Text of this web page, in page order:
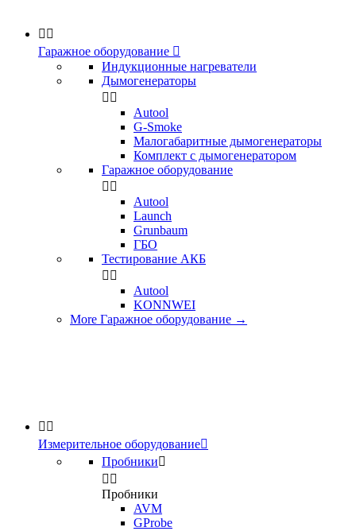
 
Гаражное оборудование 
Индукционные нагреватели
Дымогенераторы
 
Аutool
G-Smoke
Малогабаритные дымогенераторы
Комплект с дымогенератором
Гаражное оборудование
 
Autool
Launch
Grunbaum
ГБО
Тестирование АКБ
 
Autool
KONNWEI
More Гаражное оборудование →
 
Измерительное оборудование
Пробники
 
Пробники
AVM
GProbe